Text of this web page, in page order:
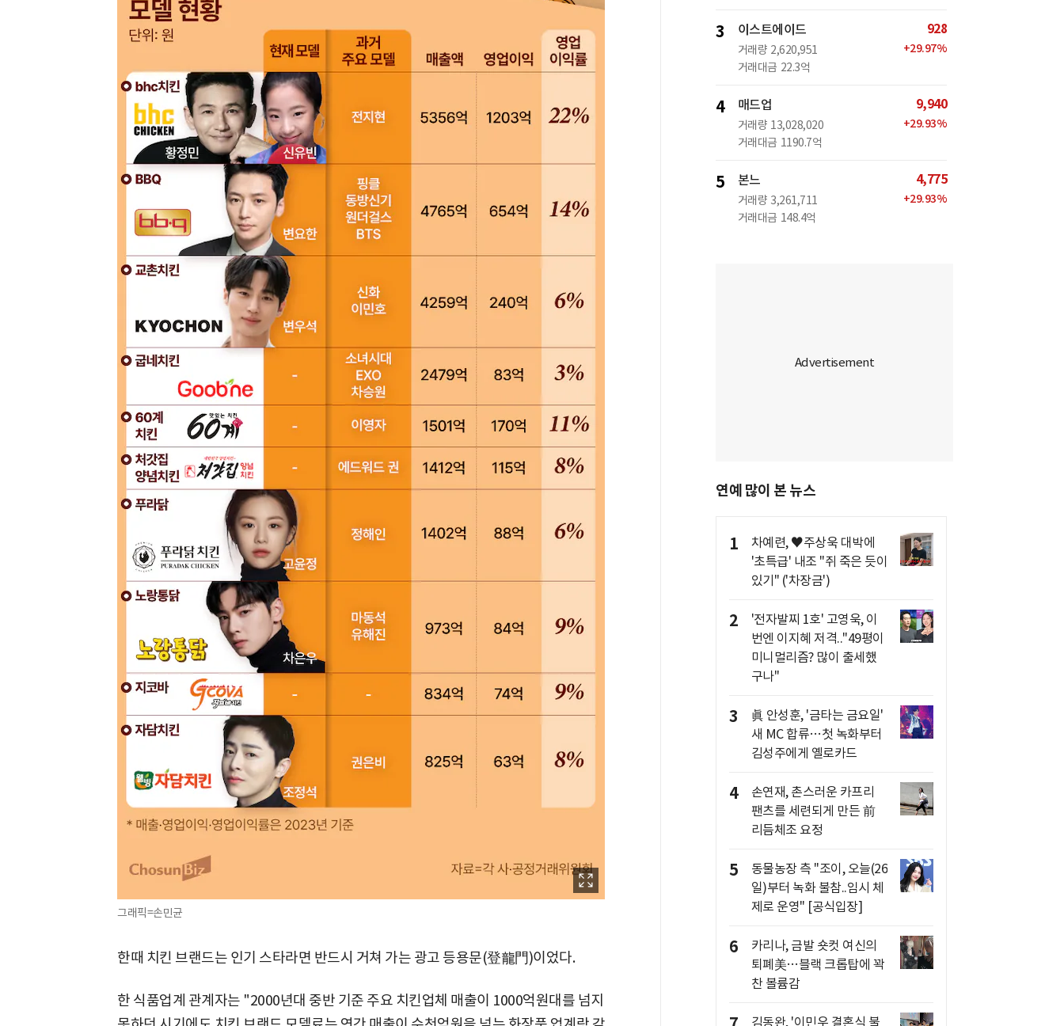
그래픽=손민균
한때 치킨 브랜드는 인기 스타라면 반드시 거쳐 가는 광고 등용문(登龍門)이었다.
한 식품업계 관계자는 "2000년대 중반 기준 주요 치킨업체 매출이 1000억원대를 넘지
3 이스트에이드
거래량 2,620,951
거래대금 22.3억
928
+29.97%
4 매드업
거래량 13,028,020
거래대금 1190.7억
9,940
+29.93%
5 본느
거래량 3,261,711
거래대금 148.4억
4,775
+29.93%
연예 많이 본 뉴스
1
차예련, ♥주상욱 대박에
'초특급' 내조 "쥐 죽은 듯이
있기" ('차장금')
2
'전자발찌 1호' 고영욱, 이
번엔 이지혜 저격.."49평이
미니멀리즘? 많이 출세했
구나"
3
眞 안성훈, '금타는 금요일'
새 MC 합류…첫 녹화부터
김성주에게 옐로카드
4
손연재, 촌스러운 카프리
팬츠를 세련되게 만든 前
리듬체조 요정
5
동물농장 측 "조이, 오늘(26
일)부터 녹화 불참..임시 체
제로 운영" [공식입장]
6
카리나, 금발 숏컷 여신의
퇴폐美…블랙 크롭탑에 꽉
찬 볼륨감
김동완, '이민우 결혼식 불